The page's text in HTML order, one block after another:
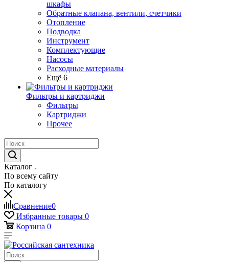
шкафы
Обратные клапана, вентили, счетчики
Отопление
Подводка
Инструмент
Комплектующие
Насосы
Расходные материалы
Ещё 6
Фильтры и картриджи
Фильтры
Картриджи
Прочее
Каталог
По всему сайту
По каталогу
Сравнение0
Избранные товары 0
Корзина 0